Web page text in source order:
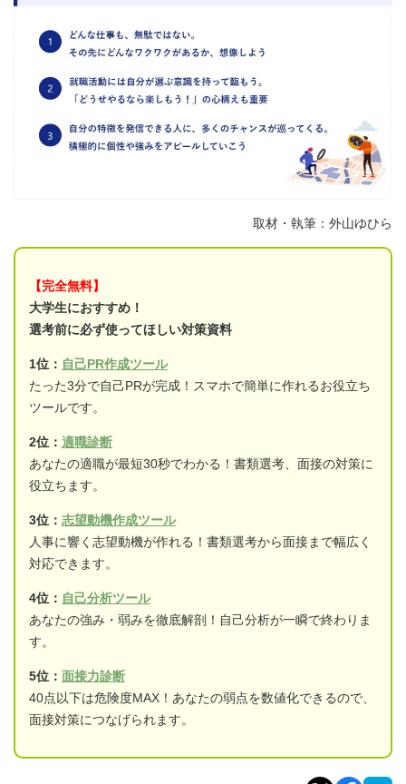
取材・執筆：外山ゆひら
【完全無料】
大学生におすすめ！
選考前に必ず使ってほしい対策資料
1位： 自己PR作成ツール
たった3分で自己PRが完成！スマホで簡単に作れるお役立ち
ツールです。
2位： 適職診断
あなたの適職が最短30秒でわかる！書類選考、面接の対策に
役立ちます。
3位： 志望動機作成ツール
人事に響く志望動機が作れる！書類選考から面接まで幅広く
対応できます。
4位： 自己分析ツール
あなたの強み・弱みを徹底解剖！自己分析が一瞬で終わりま
す。
5位： 面接力診断
40点以下は危険度MAX！あなたの弱点を数値化できるので、
面接対策につなげられます。